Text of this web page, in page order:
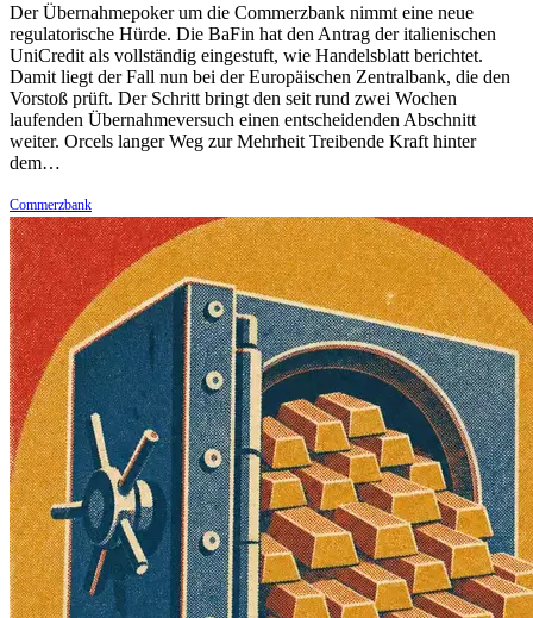
Der Übernahmepoker um die Commerzbank nimmt eine neue
regulatorische Hürde. Die BaFin hat den Antrag der italienischen
UniCredit als vollständig eingestuft, wie Handelsblatt berichtet.
Damit liegt der Fall nun bei der Europäischen Zentralbank, die den
Vorstoß prüft. Der Schritt bringt den seit rund zwei Wochen
laufenden Übernahmeversuch einen entscheidenden Abschnitt
weiter. Orcels langer Weg zur Mehrheit Treibende Kraft hinter
dem…
Commerzbank